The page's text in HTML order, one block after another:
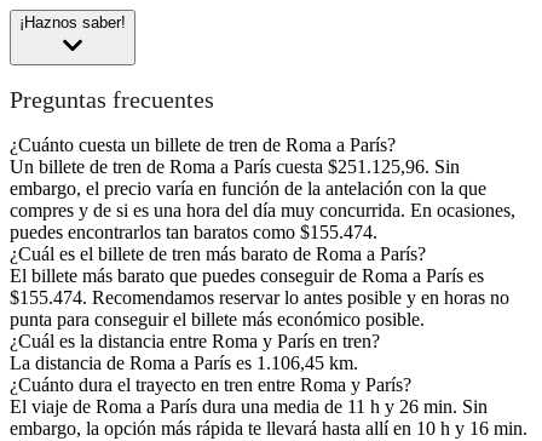
¡Haznos saber!
Preguntas frecuentes
¿Cuánto cuesta un billete de tren de Roma a París?
Un billete de tren de Roma a París cuesta $251.125,96. Sin
embargo, el precio varía en función de la antelación con la que
compres y de si es una hora del día muy concurrida. En ocasiones,
puedes encontrarlos tan baratos como $155.474.
¿Cuál es el billete de tren más barato de Roma a París?
El billete más barato que puedes conseguir de Roma a París es
$155.474. Recomendamos reservar lo antes posible y en horas no
punta para conseguir el billete más económico posible.
¿Cuál es la distancia entre Roma y París en tren?
La distancia de Roma a París es 1.106,45 km.
¿Cuánto dura el trayecto en tren entre Roma y París?
El viaje de Roma a París dura una media de 11 h y 26 min. Sin
embargo, la opción más rápida te llevará hasta allí en 10 h y 16 min.